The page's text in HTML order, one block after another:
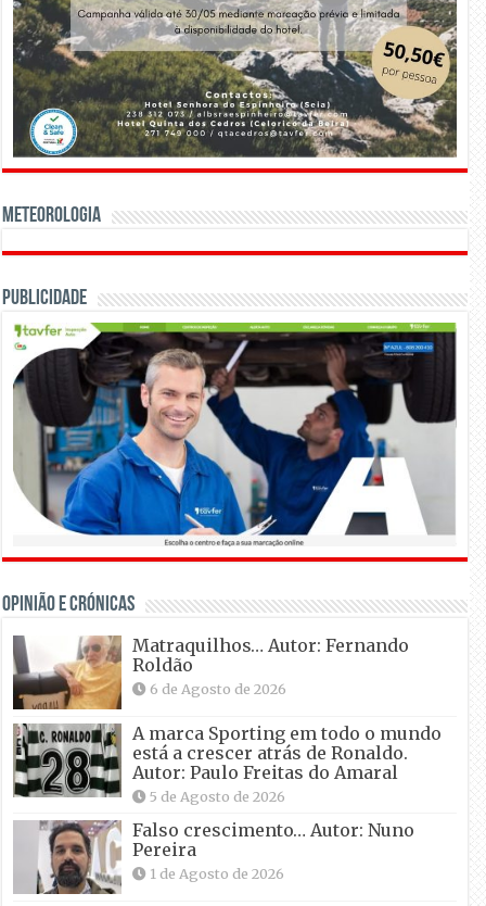
Meteorologia
Publicidade
OPINIÃO E CRÓNICAS
Matraquilhos… Autor: Fernando
Roldão
6 de Agosto de 2026
A marca Sporting em todo o mundo
está a crescer atrás de Ronaldo.
Autor: Paulo Freitas do Amaral
5 de Agosto de 2026
Falso crescimento… Autor: Nuno
Pereira
1 de Agosto de 2026